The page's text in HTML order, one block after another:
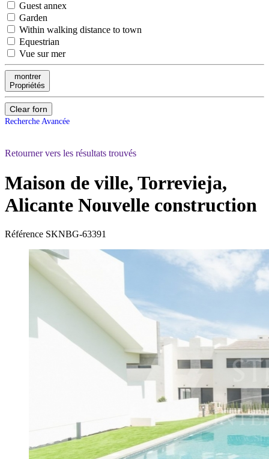
Guest annex
Garden
Within walking distance to town
Equestrian
Vue sur mer
montrer
Propriétés
Clear forn
Recherche Avancée
Retourner vers les résultats trouvés
Maison de ville, Torrevieja,
Alicante Nouvelle construction
Référence SKNBG-63391